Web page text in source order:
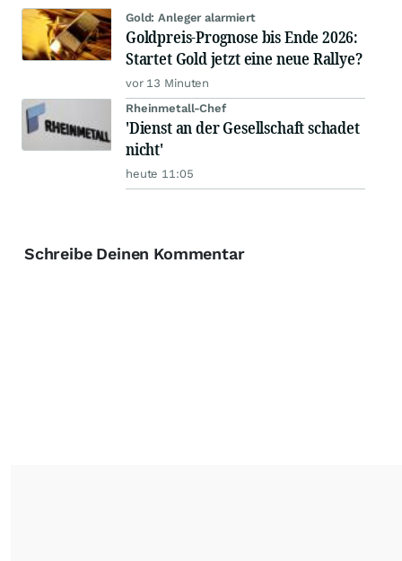
Gold: Anleger alarmiert
Goldpreis-Prognose bis Ende 2026:
Startet Gold jetzt eine neue Rallye?
vor 13 Minuten
Rheinmetall-Chef
'Dienst an der Gesellschaft schadet
nicht'
heute 11:05
Schreibe Deinen Kommentar